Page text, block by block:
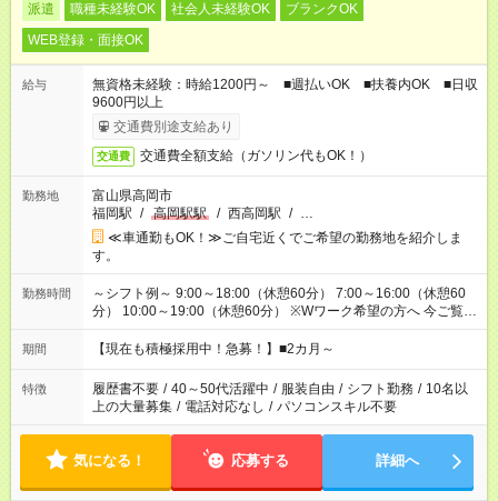
派遣 職種未経験OK 社会人未経験OK
ブランクOK
WEB登録・面接OK
給与
無資格未経験：時給1200円～ ■週払いOK ■扶養内OK ■日収
9600円以上
交通費別途支給あり
交通費 交通費全額支給（ガソリン代もOK！）
勤務地
富山県高岡市
福岡駅 / 高岡駅駅 / 西高岡駅 / …
≪車通勤もOK！≫ご自宅近くでご希望の勤務地を紹介しま
す。
勤務時間
～シフト例～ 9:00～18:00（休憩60分） 7:00～16:00（休憩60
分） 10:00～19:00（休憩60分） ※Wワーク希望の方へ 今ご覧の
お仕事で希望する勤務時間と、もう1つのお仕事の勤務時間の合
計が 週40時間を超えなければOKです。
期間 【現在も積極採用中！急募！】■2カ月～
特徴 履歴書不要 / 40～50代活躍中 / 服装自由 / シフト勤務 / 10名以
上の大量募集 / 電話対応なし / パソコンスキル不要
気になる！ 応募する 詳細へ